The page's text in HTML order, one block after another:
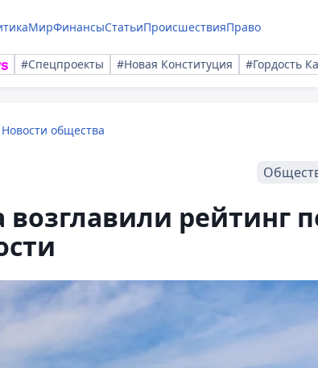
МирФинансыСтатьиПроисшествияПраво
#Спецпроекты #Новая Конституция #Гордость
Новости общества
возглавили рейтинг